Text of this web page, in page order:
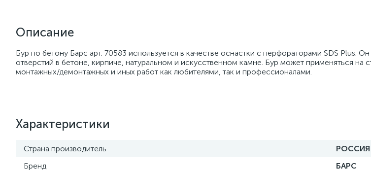
Описание
Бур по бетону Барс арт. 70583 используется в качестве оснастки с перфораторами SDS Plus.
отверстий в бетоне, кирпиче, натуральном и искусственном камне. Бур может применяться на
монтажных/демонтажных и иных работ как любителями, так и профессионалами.
Характеристики
Страна производитель
РОССИЯ
Бренд
БАРС